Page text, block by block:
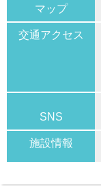
マップ
交通アクセス
SNS
施設情報